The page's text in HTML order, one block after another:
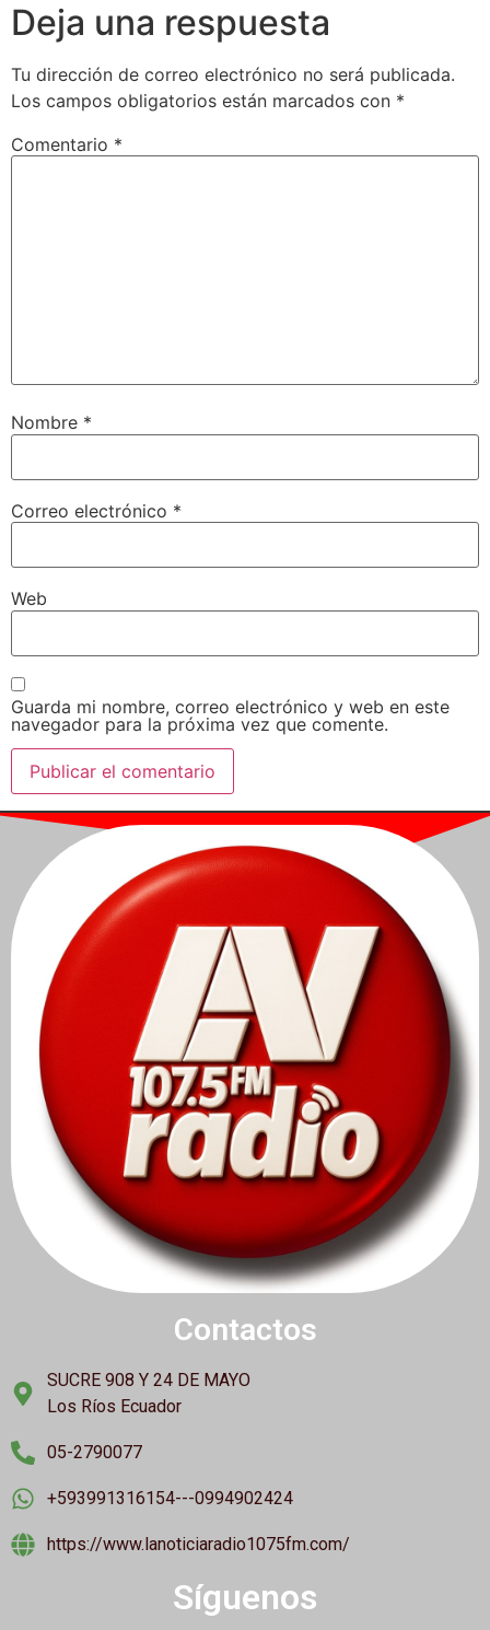
Deja una respuesta
Tu dirección de correo electrónico no será publicada.
Los campos obligatorios están marcados con *
Comentario *
Nombre *
Correo electrónico *
Web
Guarda mi nombre, correo electrónico y web en este
navegador para la próxima vez que comente.
Contactos
SUCRE 908 Y 24 DE MAYO
Los Ríos Ecuador
05-2790077
+593991316154---0994902424
https://www.lanoticiaradio1075fm.com/
Síguenos